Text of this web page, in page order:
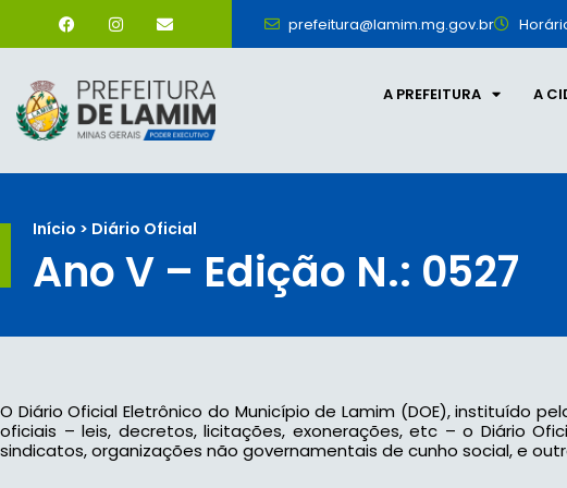
prefeitura@lamim.mg.gov.br
A PREFEITURA A
Início > Diário Oficial
Ano V – Edição N.: 0527
O Diário Oficial Eletrônico do Município de Lamim (DOE), instituído
oficiais – leis, decretos, licitações, exonerações, etc – o Diário
sindicatos, organizações não governamentais de cunho social, e